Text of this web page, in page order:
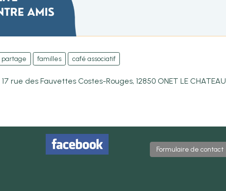
partage familles café associatif
17 rue des Fauvettes Costes-Rouges, 12850 ONET LE CHATEAU
Formulaire de contact